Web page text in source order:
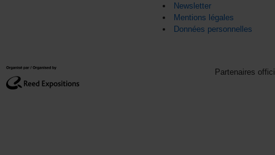
Newsletter
Mentions légales
Données personnelles
Partenaires